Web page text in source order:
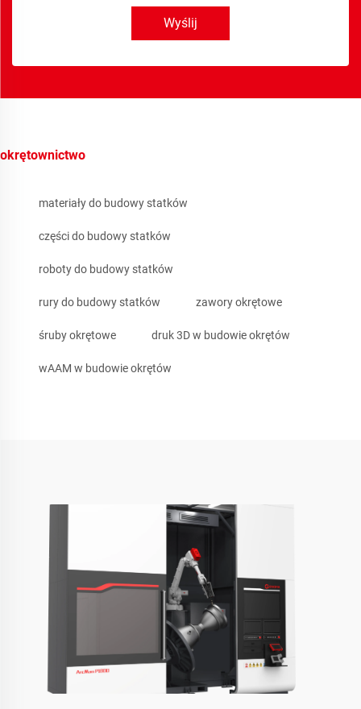
Wyślij
okrętownictwo
materiały do budowy statków
części do budowy statków
roboty do budowy statków
rury do budowy statków zawory okrętowe
śruby okrętowe druk 3D w budowie okrętów
wAAM w budowie okrętów